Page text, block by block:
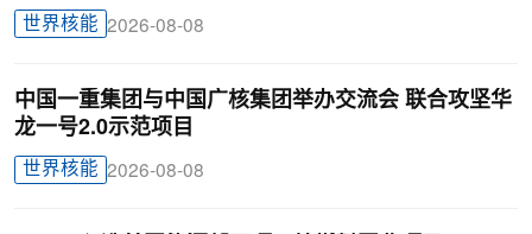
世界核能 2026-08-08
中国一重集团与中国广核集团举办交流会 联合攻坚华
龙一号2.0示范项目
世界核能 2026-08-08